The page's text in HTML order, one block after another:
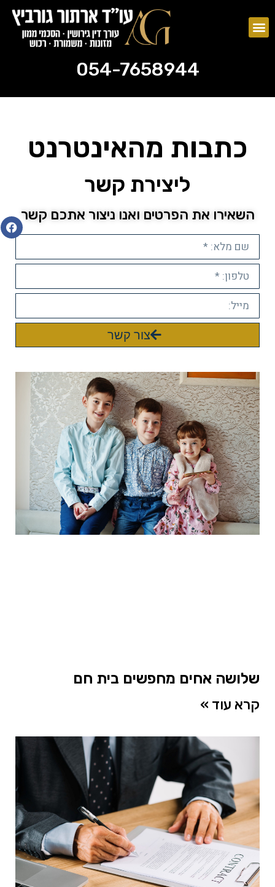
054-7658944
כתבות מהאינטרנט
ליצירת קשר
השאירו את הפרטים ואנו ניצור אתכם קשר
צור קשר
שלושה אחים מחפשים בית חם
קרא עוד »